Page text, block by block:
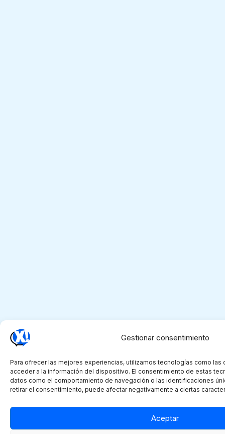
Gestionar consentimiento
Para ofrecer las mejores experiencias, utilizamos tecnologías como las
acceder a la información del dispositivo. El consentimiento de estas
datos como el comportamiento de navegación o las identificaciones
retirar el consentimiento, puede afectar negativamente a ciertas
Aceptar